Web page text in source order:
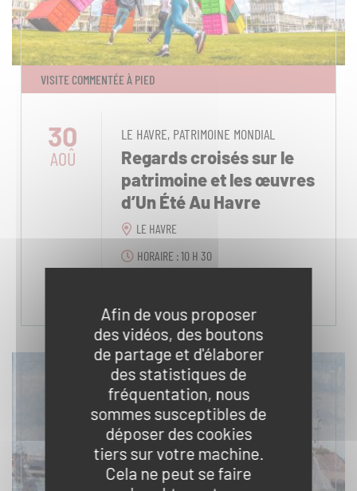
VISITE COMMENTÉE À PIED
30
AOÛ
LE HAVRE, PATRIMOINE MONDIAL
Regards croisés sur le
patrimoine et les œuvres
d’Un Été Au Havre
LE HAVRE
HORAIRE : 10 H 30
Afin de vous proposer
des vidéos, des boutons
de partage et d'élaborer
des statistiques de
fréquentation, nous
sommes susceptibles de
déposer des cookies
tiers sur votre machine.
Cela ne peut se faire